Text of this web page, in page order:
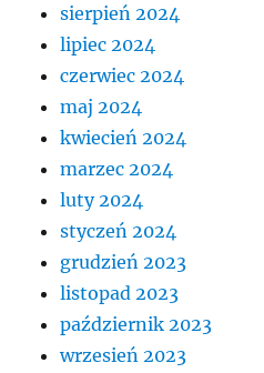
sierpień 2024
lipiec 2024
czerwiec 2024
maj 2024
kwiecień 2024
marzec 2024
luty 2024
styczeń 2024
grudzień 2023
listopad 2023
październik 2023
wrzesień 2023